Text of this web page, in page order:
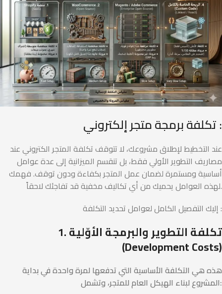
تكلفة برمجة متجر إلكتروني :
عند التخطيط لإطلاق مشروعك، لا تتوقف تكلفة المتجر الكتروني عند
مصاريف التطوير الأولي فقط، بل تنقسم الميزانية إلى عدة عوامل
أساسية ومستمرة لضمان عمل المتجر بكفاءة ودون توقف. فهمك
لهذه العوامل يحميك من أي تكاليف مخفية قد تفاجئك لاحقاً.
إليك التفصيل الكامل لعوامل تحديد التكلفة :
1. تكلفة التطوير والبرمجة الأوّلية
(Development Costs)
هذه هي التكلفة الأساسية التي تدفعها لمرة واحدة في بداية
المشروع لبناء الهيكل العام للمتجر، وتشمل: